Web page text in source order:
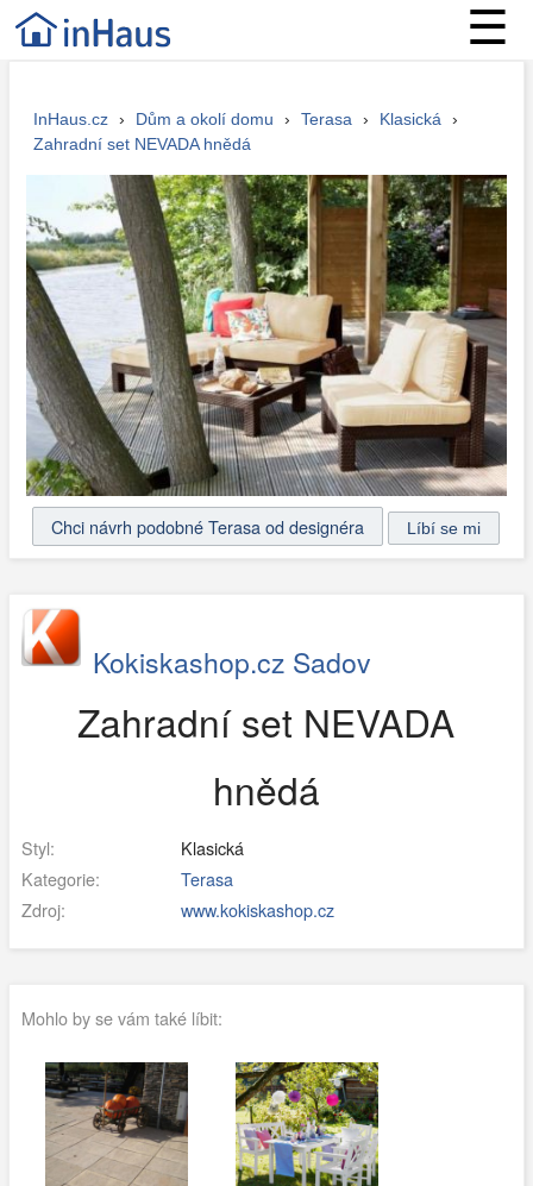
☰
InHaus.cz › Dům a okolí domu › Terasa › Klasická
›
Zahradní set NEVADA hnědá
Chci návrh podobné Terasa od designéra
Kokiskashop.cz Sadov
Zahradní set NEVADA
hnědá
Styl:
Klasická
Kategorie:
Terasa
Zdroj:
www.kokiskashop.cz
Mohlo by se vám také líbit: